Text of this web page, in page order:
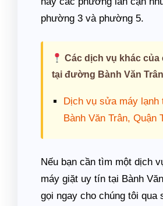
phường 3 và phường 5.
Các dịch vụ khác của
tại đường Bành Văn
Dịch vụ sửa máy lạnh
Bành Văn Trân, Quận
Nếu bạn cần tìm một dịch
máy giặt uy tín tại Bành
gọi ngay cho chúng tôi qua